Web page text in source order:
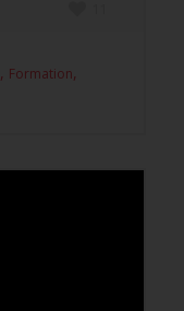
, Formation,